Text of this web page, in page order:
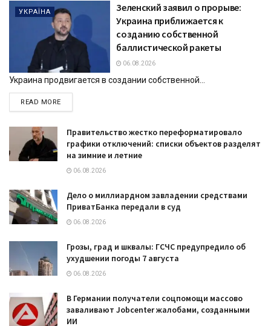
УКРАЇНА
Зеленский заявил о прорыве:
Украина приближается к
созданию собственной
баллистической ракеты
06.08.2026
Украина продвигается в создании собственной...
READ MOREDETAILS
Правительство жестко переформатировало
графики отключений: списки объектов разделят
на зимние и летние
06.08.2026
Дело о миллиардном завладении средствами
ПриватБанка передали в суд
06.08.2026
Грозы, град и шквалы: ГСЧС предупредило об
ухудшении погоды 7 августа
06.08.2026
В Германии получатели соцпомощи массово
заваливают Jobcenter жалобами, созданными
ИИ